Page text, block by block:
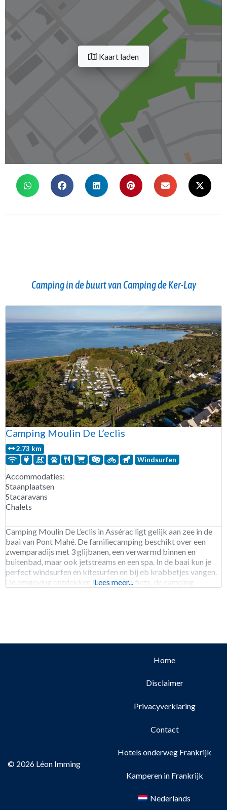
Kaart laden
Camping in de buurt van Camping de Ker-Lay
Camping Moulin De L’eclis
2.73 km
Windsurfen
Accommodaties:
Staanplaatsen
Stacaravans
Chalets
Camping Moulin De L’eclis in Assérac ligt gelijk aan zee in de
baai van Pont Mahé. De familiecamping beschikt over een
zwemparadijs met 3 glijbanen, een verwarmd binnen en
buitenbad, maar ook jetstreams en een spa. In de baai kun je
perfect windsurfen en kitesurfen en bij eb krabbetjes vangen.
De omgeving ontdekken kun je op de fiets, de camping
Lees meer...
© 2026 Léon Imming
Home
Disclaimer
Privacyverklaring
Contact
Hotels onderweg Frankrijk
Kamperen in Frankrijk
Nederlands